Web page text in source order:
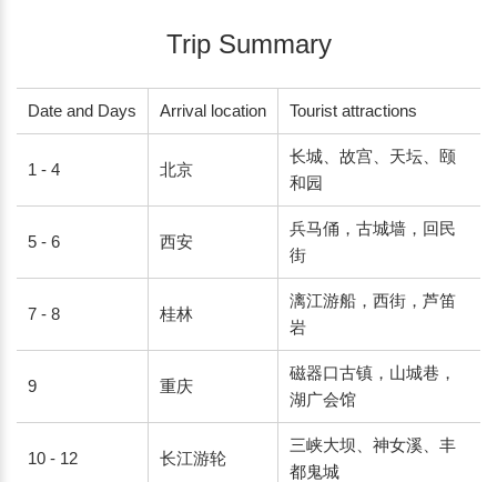
Trip Summary
Date and Days Arrival location Tourist attractions
北京
长城、故宫、天坛、颐
和园
5 - 6 西安
兵马俑，古城墙，回民
街
7 - 8 桂林
漓江游船，西街，芦笛
岩
9 重庆
磁器口古镇，山城巷，
湖广会馆
10 - 12 长江游轮
三峡大坝、神女溪、丰
都鬼城